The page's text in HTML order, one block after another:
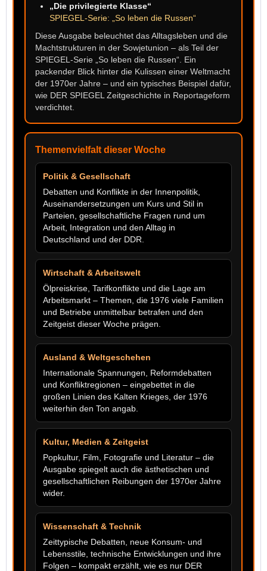
„Die privilegierte Klasse“
SPIEGEL-Serie: „So leben die Russen“
Diese Ausgabe beleuchtet das Alltagsleben und die
Machtstrukturen in der Sowjetunion – als Teil der
SPIEGEL-Serie „So leben die Russen“. Ein
packender Blick hinter die Kulissen einer Weltmacht
der 1970er Jahre – und ein typisches Beispiel dafür,
wie DER SPIEGEL Zeitgeschichte in Reportageform
verdichtet.
Themenvielfalt dieser Woche
Politik & Gesellschaft
Debatten und Konflikte in der Innenpolitik,
Auseinandersetzungen um Kurs und Stil in
Parteien, gesellschaftliche Fragen rund um
Arbeit, Integration und den Alltag in
Deutschland und der DDR.
Wirtschaft & Arbeitswelt
Ölpreiskrise, Tarifkonflikte und die Lage am
Arbeitsmarkt – Themen, die 1976 viele Familien
und Betriebe unmittelbar betrafen und den
Zeitgeist dieser Woche prägen.
Ausland & Weltgeschehen
Internationale Spannungen, Reformdebatten
und Konfliktregionen – eingebettet in die
großen Linien des Kalten Krieges, der 1976
weiterhin den Ton angab.
Kultur, Medien & Zeitgeist
Popkultur, Film, Fotografie und Literatur – die
Ausgabe spiegelt auch die ästhetischen und
gesellschaftlichen Reibungen der 1970er Jahre
wider.
Wissenschaft & Technik
Zeittypische Debatten, neue Konsum- und
Lebensstile, technische Entwicklungen und ihre
Folgen – kompakt erzählt, wie es nur DER